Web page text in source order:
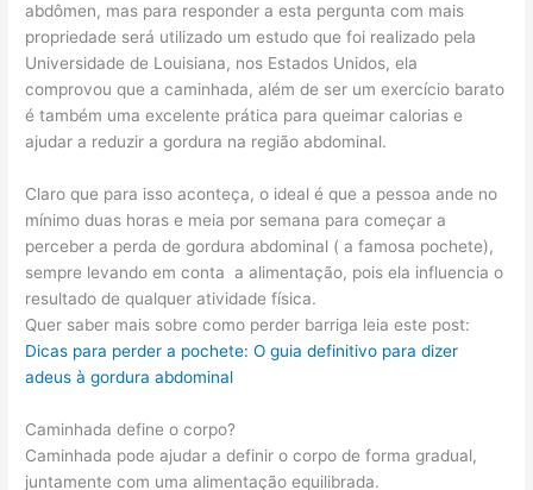
abdômen, mas para responder a esta pergunta com mais
propriedade será utilizado um estudo que foi realizado pela
Universidade de Louisiana, nos Estados Unidos, ela
comprovou que a caminhada, além de ser um exercício barato
é também uma excelente prática para queimar calorias e
ajudar a reduzir a gordura na região abdominal.
Claro que para isso aconteça, o ideal é que a pessoa ande no
mínimo duas horas e meia por semana para começar a
perceber a perda de gordura abdominal ( a famosa pochete),
sempre levando em conta a alimentação, pois ela influencia o
resultado de qualquer atividade física.
Quer saber mais sobre como perder barriga leia este post:
Dicas para perder a pochete: O guia definitivo para dizer
adeus à gordura abdominal
Caminhada define o corpo?
Caminhada pode ajudar a definir o corpo de forma gradual,
juntamente com uma alimentação equilibrada.